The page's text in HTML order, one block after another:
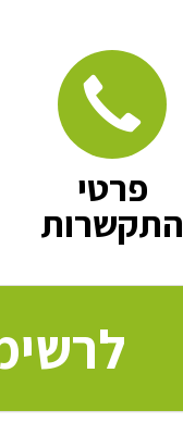
פרטי
התקשרות